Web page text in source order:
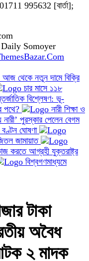
995632 [বার্তা];
Somoyer
আজ থেকে নতুন দামে বিক্রি
চার মাসে ১১৮
বিশ্লেষণ: ভূ-
পথে?
নারী শিক্ষা ও
পুরস্কার পেলেন বেগম
বণ্টন ঘোষণা
জামায়াত
করতে আগ্রহী যুক্তরাষ্ট্র
বিশ্বগণমাধ্যমে
টাকা
অবৈধ
২ মাদক